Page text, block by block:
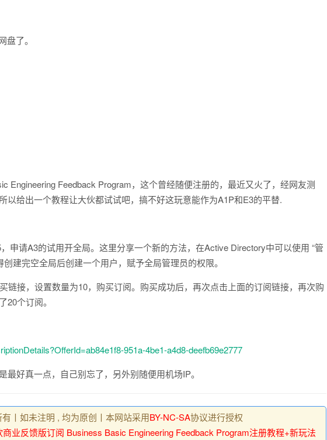
了。
Engineering Feedback Program，这个曾经随便注册的，最近又火了，经网友测
以给出一个教程让大伙都试试吧，搞不好这玩意能作为A1P和E3的平替.
申请A3的试用开全局。这里分享一个新的方法，在Active Directory中可以使用 “管
建完空全局后创建一个用户，赋予全局管理员的权限。
链接，设置数量为10，购买订阅。购买成功后，再次点击上面的订阅链接，再次购
个订阅。
951a-4be1-a4d8-deefb69e2777
好真一点，自己别忘了，另外别随便用机场IP。
丨如未注明 , 均为原创丨本网站采用BY-NC-SA协议进行授权
商业反馈版订阅 Business Basic Engineering Feedback Program注册教程+新玩法